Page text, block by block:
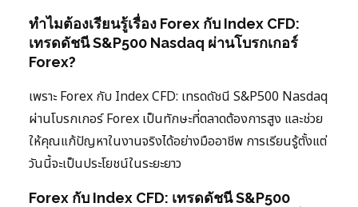
ทำไมต้องเรียนรู้เรื่อง Forex กับ Index CFD:
เทรดดัชนี S&P500 Nasdaq ผ่านโบรกเกอร์
Forex?
เพราะ Forex กับ Index CFD: เทรดดัชนี S&P500 Nasdaq
ผ่านโบรกเกอร์ Forex เป็นทักษะที่ตลาดต้องการสูง และช่วย
ให้คุณแก้ปัญหาในงานจริงได้อย่างมืออาชีพ การเรียนรู้ตั้งแต่
วันนี้จะเป็นประโยชน์ในระยะยาว
Forex กับ Index CFD: เทรดดัชนี S&P500